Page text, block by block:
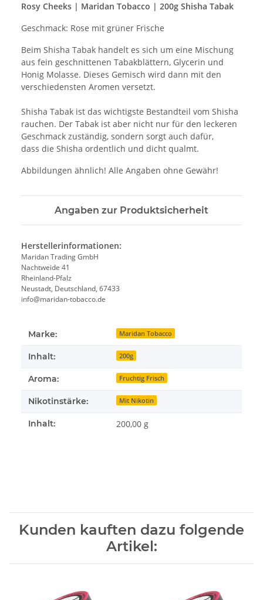
Rosy Cheeks | Maridan Tobacco | 200g Shisha Tabak
Geschmack: Rose mit grüner Frische
Beim Shisha Tabak handelt es sich um eine Mischung
aus fein geschnittenen Tabakblättern, Glycerin und
Honig Molasse. Dieses Gemisch wird dann mit den
verschiedensten Aromen versetzt.
Shisha Tabak ist das wichtigste Bestandteil vom Shisha
rauchen. Der Tabak ist aber nicht nur für den leckeren
Geschmack zuständig, sondern sorgt auch dafür,
dass die Shisha ordentlich und dicht qualmt.
Abbildungen ähnlich! Alle Angaben ohne Gewähr!
Angaben zur Produktsicherheit
Herstellerinformationen:
Maridan Trading GmbH
Nachtweide 41
Rheinland-Pfalz
Neustadt, Deutschland, 67433
info@maridan-tobacco.de
Marke: Maridan Tobacco
Inhalt: 200g
Aroma: Fruchtig Frisch
Nikotinstärke: Mit Nikotin
Inhalt: 200,00 g
Kunden kauften dazu folgende
Artikel: